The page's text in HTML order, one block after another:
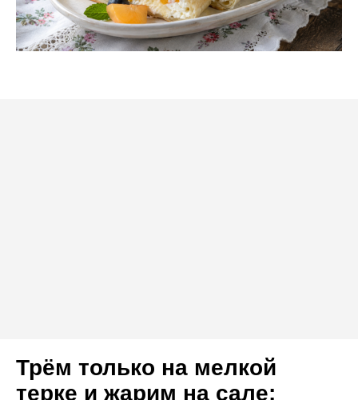
Трём только на мелкой
терке и жарим на сале: